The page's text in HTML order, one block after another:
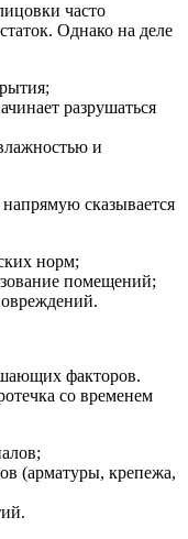
часто
Однако на деле
разрушаться
и
сказывается
норм;
помещений;
факторов.
со временем
(арматуры, крепежа,